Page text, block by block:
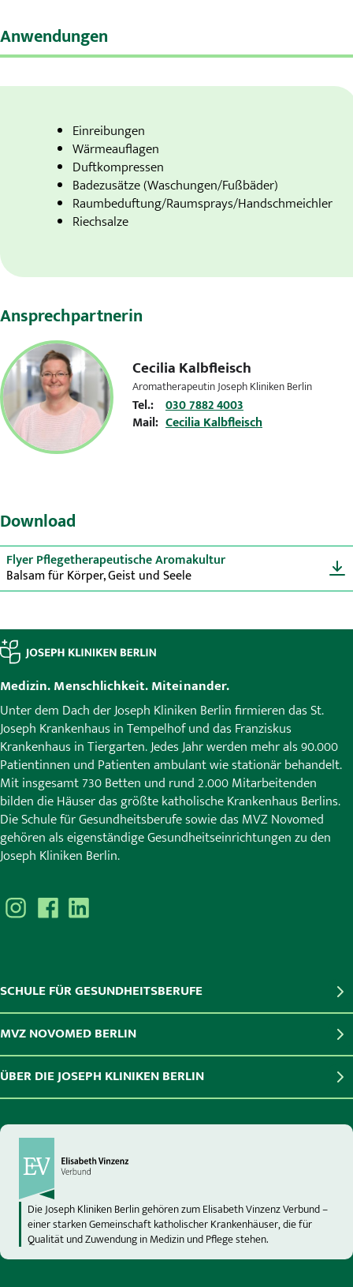
Anwendungen
Einreibungen
Wärmeauflagen
Duftkompressen
Badezusätze (Waschungen/Fußbäder)
Raumbeduftung/Raumsprays/Handschmeichler
Riechsalze
Ansprechpartnerin
Cecilia Kalbfleisch
Aromatherapeutin Joseph Kliniken Berlin
Tel.: 030 7882 4003
Mail: Cecilia Kalbfleisch
Download
Flyer Pflegetherapeutische Aromakultur
Balsam für Körper, Geist und Seele
Medizin. Menschlichkeit. Miteinander.
Unter dem Dach der Joseph Kliniken Berlin firmieren das St.
Joseph Krankenhaus in Tempelhof und das Franziskus
Krankenhaus in Tiergarten. Jedes Jahr werden mehr als 90.000
Patientinnen und Patienten ambulant wie stationär behandelt.
Mit insgesamt 730 Betten und rund 2.000 Mitarbeitenden
bilden die Häuser das größte katholische Krankenhaus Berlins.
Die Schule für Gesundheitsberufe sowie das MVZ Novomed
gehören als eigenständige Gesundheitseinrichtungen zu den
Joseph Kliniken Berlin.
SCHULE FÜR GESUNDHEITSBERUFE
MVZ NOVOMED BERLIN
ÜBER DIE JOSEPH KLINIKEN BERLIN
Die Joseph Kliniken Berlin gehören zum Elisabeth Vinzenz Verbund –
einer starken Gemeinschaft katholischer Krankenhäuser, die für
Qualität und Zuwendung in Medizin und Pflege stehen.